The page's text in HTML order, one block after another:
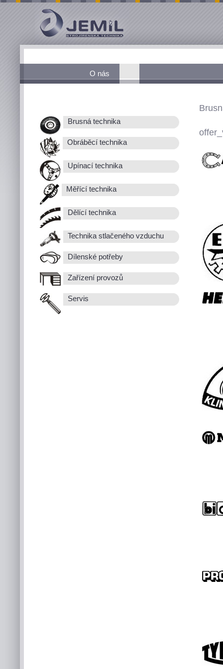
O nás
Brusná technika
Obráběcí technika
Upínací technika
Měřící technika
Dělící technika
Technika stlačeného vzduchu
Dílenské potřeby
Zařízení provozů
Servis